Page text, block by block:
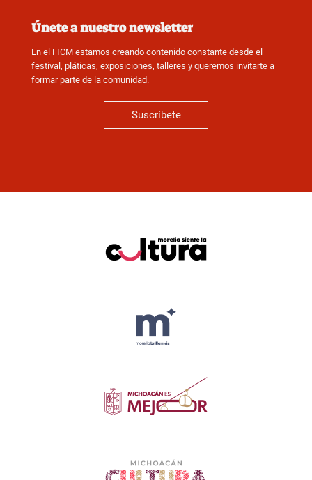
Únete a nuestro newsletter
En el FICM estamos creando contenido constante desde el
festival, pláticas, exposiciones, talleres y queremos invitarte a
formar parte de la comunidad.
Suscríbete